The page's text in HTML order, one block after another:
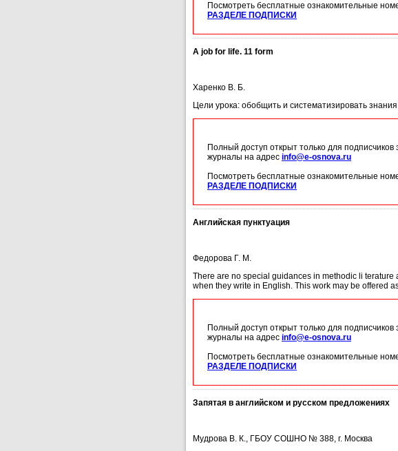
Посмотреть бесплатные ознакомительные
РАЗДЕЛЕ ПОДПИСКИ
A job for life. 11 form
Харенко В. Б.
Цели урока: обобщить и систематизировать
Полный доступ открыт только для
журналы на адрес info@e-osnova.ru
Посмотреть бесплатные ознакомительные
РАЗДЕЛЕ ПОДПИСКИ
Английская пунктуация
Федорова Г. М.
There are no special guidances in methodic li
when they write in English. This work may be offered
Полный доступ открыт только для
журналы на адрес info@e-osnova.ru
Посмотреть бесплатные ознакомительные
РАЗДЕЛЕ ПОДПИСКИ
Запятая в английском и русском предложениях
Мудрова В. К., ГБОУ СОШНО № 388, г. Москва